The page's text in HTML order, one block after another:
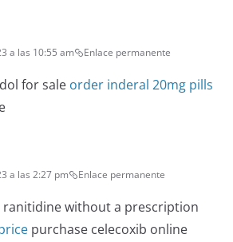
a las 10:55 am Enlace permanente
for sale order inderal 20mg pills
a las 2:27 pm Enlace permanente
ranitidine without a prescription
purchase celecoxib online